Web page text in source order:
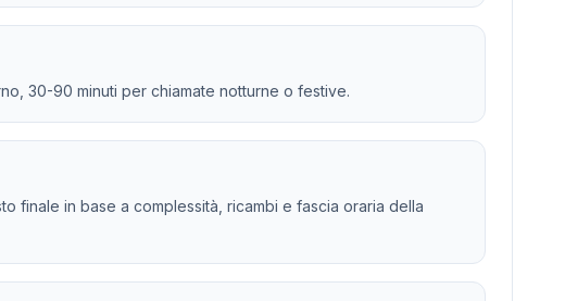
30-90 minuti per chiamate notturne o festive.
finale in base a complessità, ricambi e fascia oraria della